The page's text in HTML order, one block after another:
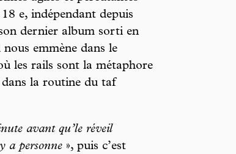
e, indépendant depuis
dernier album sorti en
nous emmène dans le
les rails sont la métaphore
dans la routine du taf
avant qu’le réveil
a personne », puis c’est